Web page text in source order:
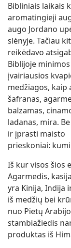
Bibliniais laikais
aromatingieji
augo Jordano
slėnyje. Tačiau
reikėdavo
Biblijoje minimos
įvairiausios
medžiagos, kaip
šafranas,
balzamas,
ladanas, mira.
ir įprasti maisto
prieskoniai:
Iš kur visos šios
Agarmedis,
yra Kinija, Indija
iš medžių bei
nuo Pietų
stambiažiedis
produktas iš